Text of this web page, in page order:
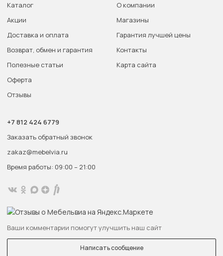
Каталог
Акции
Доставка и оплата
Возврат, обмен и гарантия
Полезные статьи
Оферта
Отзывы
О компании
Магазины
Гарантия лучшей цены
Контакты
Карта сайта
+7 812 424 6779
Заказать обратный звонок
zakaz@mebelvia.ru
Время работы: 09:00 – 21:00
Ваши комментарии помогут улучшить наш сайт
Написать сообщение